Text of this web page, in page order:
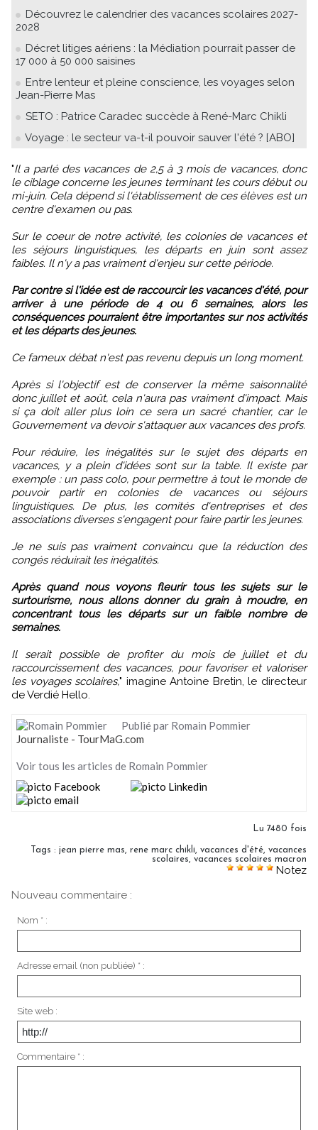
Découvrez le calendrier des vacances scolaires 2027-
2028
Décret litiges aériens : la Médiation pourrait passer de
17 000 à 50 000 saisines
Entre lenteur et pleine conscience, les voyages selon
Jean-Pierre Mas
SETO : Patrice Caradec succède à René-Marc Chikli
Voyage : le secteur va-t-il pouvoir sauver l'été ? [ABO]
"Il a parlé des vacances de 2,5 à 3 mois de vacances, donc
le ciblage concerne les jeunes terminant les cours début ou
mi-juin. Cela dépend si l'établissement de ces élèves est un
centre d'examen ou pas.
Sur le coeur de notre activité, les colonies de vacances et
les séjours linguistiques, les départs en juin sont assez
faibles. Il n'y a pas vraiment d'enjeu sur cette période.
Par contre si l'idée est de raccourcir les vacances d'été, pour
arriver à une période de 4 ou 6 semaines, alors les
conséquences pourraient être importantes sur nos activités
et les départs des jeunes.
Ce fameux débat n'est pas revenu depuis un long moment.
Après si l'objectif est de conserver la même saisonnalité
donc juillet et août, cela n'aura pas vraiment d'impact. Mais
si ça doit aller plus loin ce sera un sacré chantier, car le
Gouvernement va devoir s'attaquer aux vacances des profs.
Pour réduire, les inégalités sur le sujet des départs en
vacances, y a plein d'idées sont sur la table. Il existe par
exemple : un pass colo, pour permettre à tout le monde de
pouvoir partir en colonies de vacances ou séjours
linguistiques. De plus, les comités d'entreprises et des
associations diverses s'engagent pour faire partir les jeunes.
Je ne suis pas vraiment convaincu que la réduction des
congés réduirait les inégalités.
Après quand nous voyons fleurir tous les sujets sur le
surtourisme, nous allons donner du grain à moudre, en
concentrant tous les départs sur un faible nombre de
semaines.
Il serait possible de profiter du mois de juillet et du
raccourcissement des vacances, pour favoriser et valoriser
les voyages scolaires," imagine Antoine Bretin, le directeur
de Verdié Hello.
Publié par Romain Pommier
Journaliste - TourMaG.com
Voir tous les articles de Romain Pommier
Lu 7480 fois
Tags : jean pierre mas, rene marc chikli, vacances d'été, vacances
scolaires, vacances scolaires macron
Notez
Nouveau commentaire :
Nom * :
Adresse email (non publiée) * :
Site web :
Commentaire * :